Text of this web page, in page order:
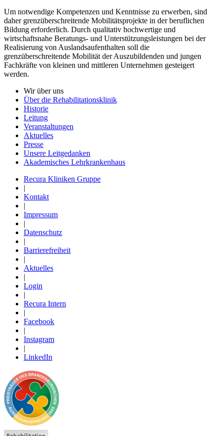
Um notwendige Kompetenzen und Kenntnisse zu erwerben, sind
daher grenzüberschreitende Mobilitätsprojekte in der beruflichen
Bildung erforderlich. Durch qualitativ hochwertige und
wirtschaftsnahe Beratungs- und Unterstützungsleistungen bei der
Realisierung von Auslandsaufenthalten soll die
grenzüberschreitende Mobilität der Auszubildenden und jungen
Fachkräfte von kleinen und mittleren Unternehmen gesteigert
werden.
Wir über uns
Über die Rehabilitationsklinik
Historie
Leitung
Veranstaltungen
Aktuelles
Presse
Unsere Leitgedanken
Akademisches Lehrkrankenhaus
Recura Kliniken Gruppe
|
Kontakt
|
Impressum
|
Datenschutz
|
Barrierefreiheit
|
Aktuelles
|
Login
|
Recura Intern
|
Facebook
|
Instagram
|
LinkedIn